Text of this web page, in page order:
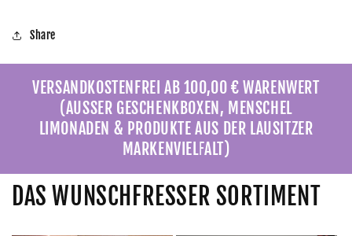
Share
VERSANDKOSTENFREI AB 100,00 € WARENWERT
(AUSSER GESCHENKBOXEN, MENSCHEL
LIMONADEN & PRODUKTE AUS DER LAUSITZER
MARKENVIELFALT)
DAS WUNSCHFRESSER SORTIMENT